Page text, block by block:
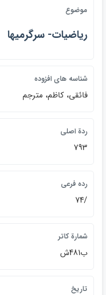
موضوع
رياضيات- سرگرميها
شناسه هاي افزوده
فائقي، كاظم، مترجم
ردة اصلي
793
رده فرعي
/74
شمارة كاتر
ب481ش
تاريخ